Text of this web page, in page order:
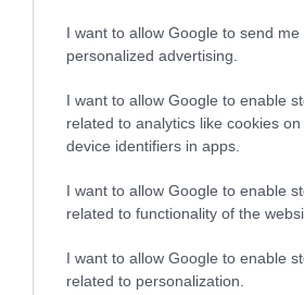
I want to allow Google to send me
personalized advertising.
I want to allow Google to enable
related to analytics like cookies
device identifiers in apps.
I want to allow Google to enable
related to functionality of the
I want to allow Google to enable
related to personalization.
Elszabaduló
vizsgálnak 1,2